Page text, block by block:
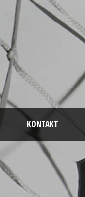
KONTAKT